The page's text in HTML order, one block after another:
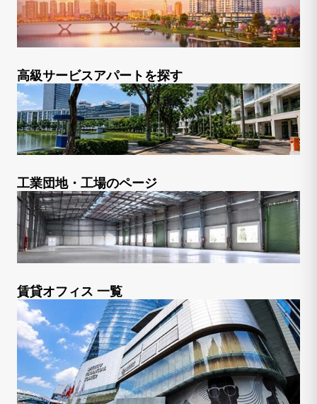
高級サービスアパートを探す
工業団地・工場のページ
賃貸オフィス 一覧